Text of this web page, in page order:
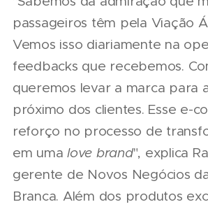
passageiros têm pela Viação
Vemos isso diariamente na
feedbacks que recebemos.
queremos levar a marca para
próximo dos clientes. Esse e-
reforço no processo de
em umalove brand", explica
gerente de Novos Negócios
Branca. Além dos produtos